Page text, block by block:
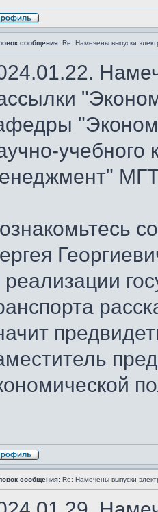
сообщения: Re: Намечены выпуски
сообщения: Re: Намечены выпуски